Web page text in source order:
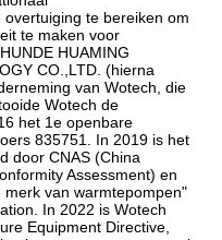
te bereiken om
te maken voor
HUAMING
CO.,LTD. (hierna
van Wotech, die
Wotech de
het 1e openbare
835751. In 2019 is het
door CNAS (China
Assessment) en
van warmtepompen"
In 2022 is Wotech
Equipment Directive,